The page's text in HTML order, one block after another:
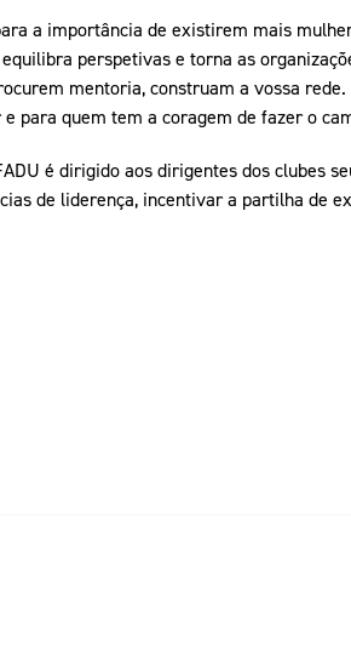
a importância de existirem mais
perspetivas e torna as
mentoria, construam a vossa
para quem tem a coragem de fazer o
é dirigido aos dirigentes dos clubes
de liderença, incentivar a partilha de